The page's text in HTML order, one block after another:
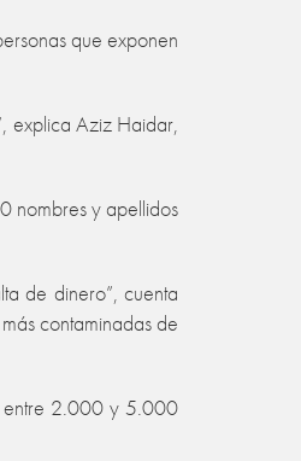
que exponen
explica Aziz Haidar,
nombres y apellidos
de dinero”, cuenta
contaminadas de
entre 2.000 y 5.000